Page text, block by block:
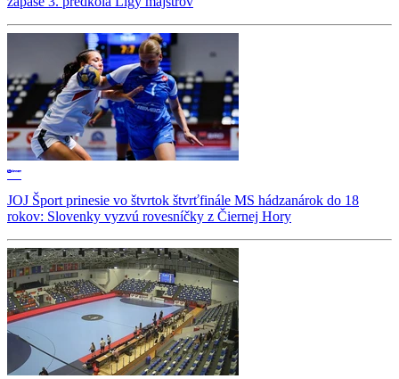
JOJ Šport prinesie vo štvrtok štvrťfinále MS hádzanárok do 18
rokov: Slovenky vyzvú rovesníčky z Čiernej Hory